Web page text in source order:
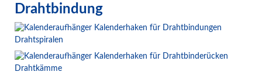
Drahtbindung